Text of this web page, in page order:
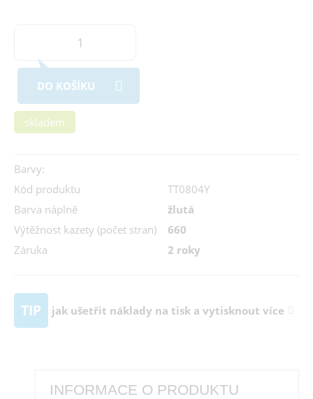
DO KOŠÍKU
skladem
Barvy:
Kód produktu
TT0804Y
Barva náplně
žlutá
Výtěžnost kazety (počet stran)
660
Záruka
2 roky
TIP jak ušetřit náklady na tisk a vytisknout více
INFORMACE O PRODUKTU